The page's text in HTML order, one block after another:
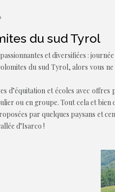
du sud Tyrol
et diversifiées :
du sud Tyrol, alors vous
d’équitation et écoles avec
ou en groupe. Tout cela et bien
par quelques paysans et
d’Isarco !